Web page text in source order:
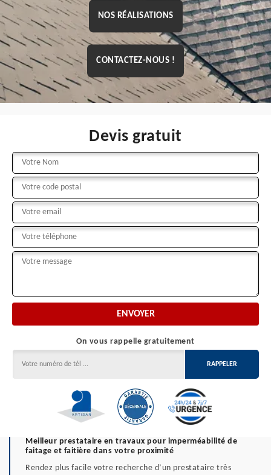
NOS RÉALISATIONS
CONTACTEZ-NOUS !
Devis gratuit
On vous rappelle gratuitement
Meilleur prestataire en travaux pour imperméabilité de
faitage et faitière dans votre proximité
Rendez plus facile votre recherche d’un prestataire très